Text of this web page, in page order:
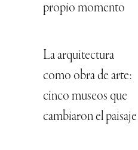
propio momento
La arquitectura
como obra de arte:
cinco museos que
cambiaron el paisaje